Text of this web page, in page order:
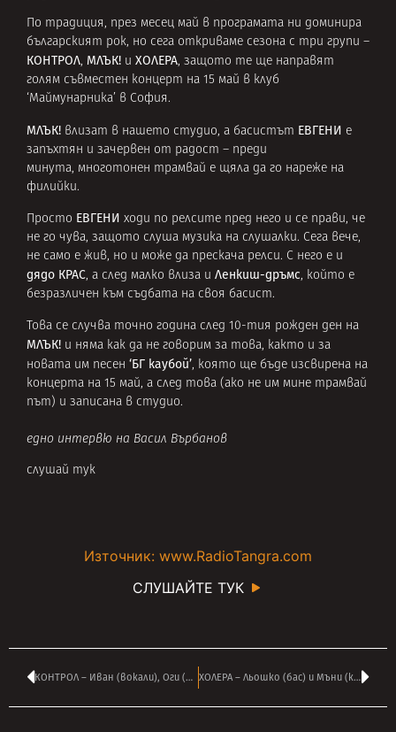
По традиция, през месец май в програмата ни доминира
българският рок, но сега откриваме сезона с три групи –
КОНТРОЛ, МЛЪК! и ХОЛЕРА, защото те ще направят
голям съвместен концерт на 15 май в клуб
‘Маймунарника’ в София.
МЛЪК! влизат в нашето студио, а басистът ЕВГЕНИ е
запъхтян и зачервен от радост – преди
минута, многотонен трамвай е щяла да го нареже на
филийки.
Просто ЕВГЕНИ ходи по релсите пред него и се прави, че
не го чува, защото слуша музика на слушалки. Сега вече,
не само е жив, но и може да прескача релси. С него е и
дядо КРАС, а след малко влиза и Ленкиш-дръмс, който е
безразличен към съдбата на своя басист.
Това се случва точно година след 10-тия рожден ден на
МЛЪК! и няма как да не говорим за това, както и за
новата им песен ‘БГ каубой’, която ще бъде изсвирена на
концерта на 15 май, а след това (ако не им мине трамвай
път) и записана в студио.
едно интервю на Васил Върбанов
слушай тук
Източник: www.RadioTangra.com
СЛУШАЙТЕ ТУК
КОНТРОЛ – Иван (вокали), Оги (барабани) и Тони (китара) ХОЛЕРА – Льошко (бас) и Мъни (китара)